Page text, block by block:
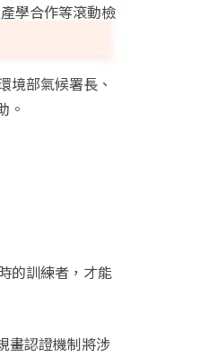
學合作等滾動檢
境部氣候署長、
。
的訓練者，才能
畫認證機制將涉